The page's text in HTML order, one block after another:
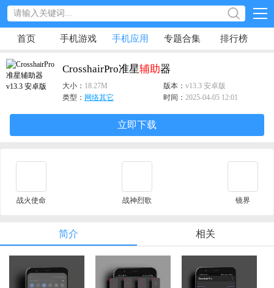
首页 手机游戏 手机应用 专题合集 排行榜
CrosshairPro准星辅助器
大小： 18.27M 版本： v13.3 安卓版
类型： 网络其它 时间： 2025-04-05 12:01
立即下载
战火使命 战神烈歌 镜界
简介 相关